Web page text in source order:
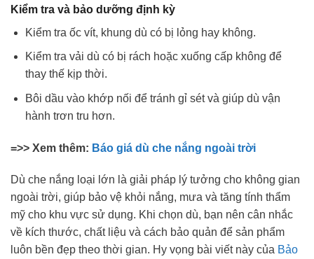
Kiểm tra và bảo dưỡng định kỳ
Kiểm tra ốc vít, khung dù có bị lỏng hay không.
Kiểm tra vải dù có bị rách hoặc xuống cấp không để
thay thế kịp thời.
Bôi dầu vào khớp nối để tránh gỉ sét và giúp dù vận
hành trơn tru hơn.
=>> Xem thêm: Báo giá dù che nắng ngoài trời
Dù che nắng loại lớn là giải pháp lý tưởng cho không gian
ngoài trời, giúp bảo vệ khỏi nắng, mưa và tăng tính thẩm
mỹ cho khu vực sử dụng. Khi chọn dù, bạn nên cân nhắc
về kích thước, chất liệu và cách bảo quản để sản phẩm
luôn bền đẹp theo thời gian. Hy vọng bài viết này của Bảo